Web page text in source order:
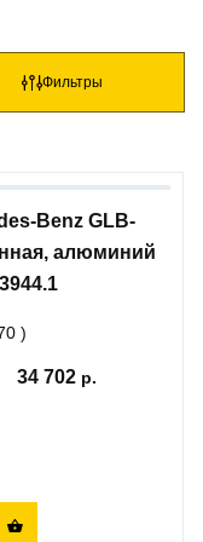
Фильтры
Benz GLB-
алюминий
)
34 702
